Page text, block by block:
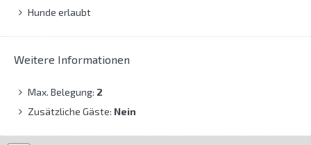
Hunde erlaubt
Weitere Informationen
Max. Belegung: 2
Zusätzliche Gäste: Nein